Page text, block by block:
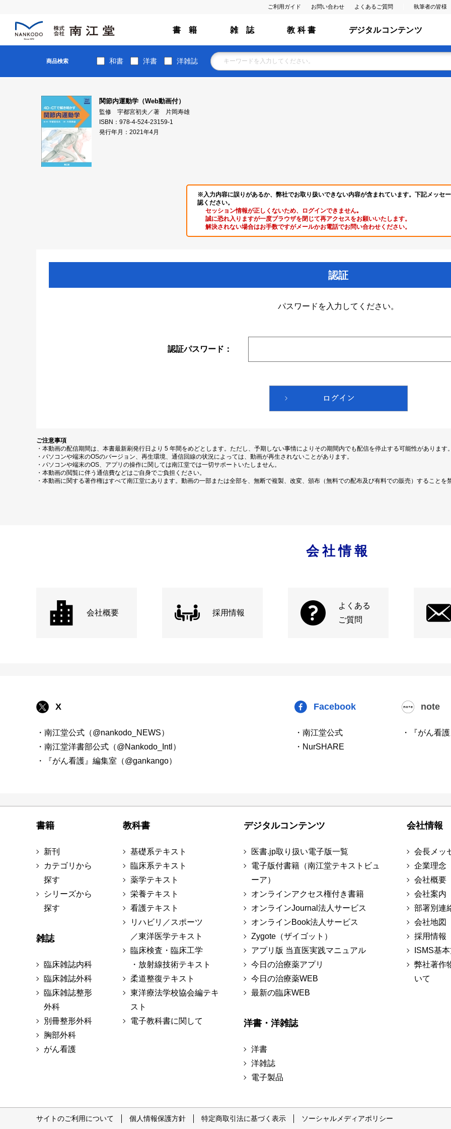
ご利用ガイド お問い合わせ よくあるご質問 執筆者の皆様
書 籍 雑 誌 教 科 書 デジタルコンテンツ
商品検索 和書 洋書 洋雑誌
関節内運動学（Web動画付）
監修 宇都宮初夫／著 片岡寿雄
ISBN：978-4-524-23159-1
発行年月：2021年4月
※入力内容に誤りがあるか、弊社でお取り扱いできない内容が含まれています。下記メッセ
認ください。
セッション情報が正しくないため、ログインできません｡
誠に恐れ入りますが一度ブラウザを閉じて再アクセスをお願いいたします。
解決されない場合はお手数ですがメールかお電話でお問い合わせください。
認証
パスワードを入力してください。
認証パスワード：
ご注意事項
・本動画の配信期間は、本書最新刷発行日より 5 年間をめどとします。ただし、予期しない事情によりその期間内でも配信を停止する可能性があります
・パソコンや端末のOSのバージョン、再生環境、通信回線の状況によっては、動画が再生されないことがあります。
・パソコンや端末のOS、アプリの操作に関しては南江堂では一切サポートいたしません。
・本動画の閲覧に伴う通信費などはご自身でご負担ください。
・本動画に関する著作権はすべて南江堂にあります。動画の一部または全部を、無断で複製、改変、頒布（無料での配布及び有料での販売）することを
会社情報
会社概要 採用情報
よくある
ご質問
X
・南江堂公式（@nankodo_NEWS）
・南江堂洋書部公式（@Nankodo_Intl）
・『がん看護』編集室（@gankango）
Facebook
・南江堂公式
・NurSHARE
note
・『がん看
書籍
新刊
カテゴリから
探す
シリーズから
探す
雑誌
臨床雑誌内科
臨床雑誌外科
臨床雑誌整形
外科
別冊整形外科
胸部外科
がん看護
教科書
基礎系テキスト
臨床系テキスト
薬学テキスト
栄養テキスト
看護テキスト
リハビリ／スポーツ
／東洋医学テキスト
臨床検査・臨床工学
・放射線技術テキスト
柔道整復テキスト
東洋療法学校協会編テキ
スト
電子教科書に関して
デジタルコンテンツ
医書.jp取り扱い電子版一覧
電子版付書籍（南江堂テキストビュ
ーア）
オンラインアクセス権付き書籍
オンラインJournal法人サービス
オンラインBook法人サービス
Zygote（ザイゴット）
アプリ版 当直医実践マニュアル
今日の治療薬アプリ
今日の治療薬WEB
最新の臨床WEB
洋書・洋雑誌
洋書
洋雑誌
電子製品
会社情報
会長メッ
企業理念
会社概要
会社案内
部署別連
会社地図
採用情報
ISMS基
弊社著作
いて
サイトのご利用について 個人情報保護方針 特定商取引法に基づく表示 ソーシャルメディアポリシー